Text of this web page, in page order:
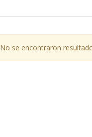
No se encontraron